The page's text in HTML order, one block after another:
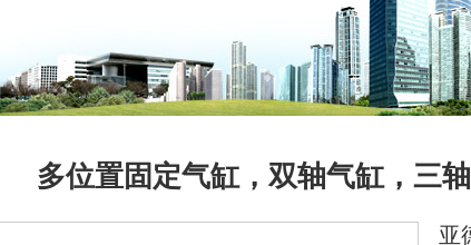
多位置固定气缸，双轴气缸，三
亚